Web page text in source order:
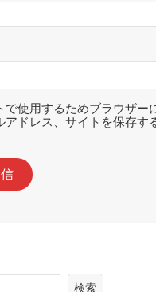
で使用するためブラウザー
ドレス、サイトを保存す
検索